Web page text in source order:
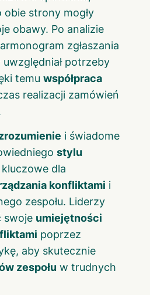
strony mogły
obawy. Po analizie
zgłaszania
potrzeby
temu współpraca
realizacji zamówień
i świadome
stylu
dla
konfliktami i
zespołu. Liderzy
swoje umiejętności
poprzez
aby skutecznie
zespołu w trudnych